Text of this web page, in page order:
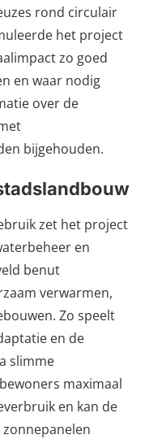
rond circulair
het project
zo goed
en waar nodig
over de
bijgehouden.
zet het project
en
benut
verwarmen,
Zo speelt
en de
slimme
maximaal
en kan de